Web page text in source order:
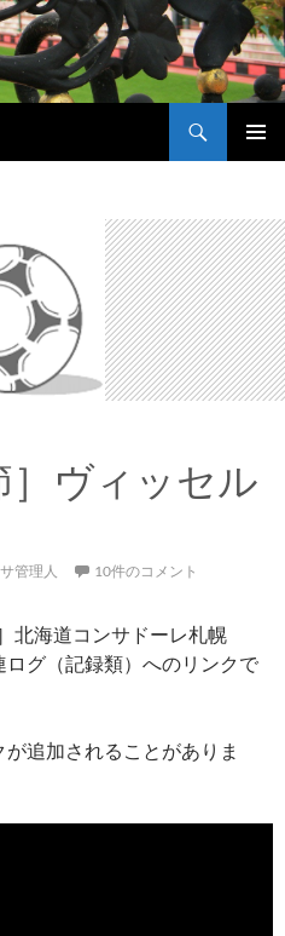
ヴィッセル
管理人 10件のコメント
北海道コンサドーレ札幌
グ（記録類）へのリンクで
が追加されることがありま